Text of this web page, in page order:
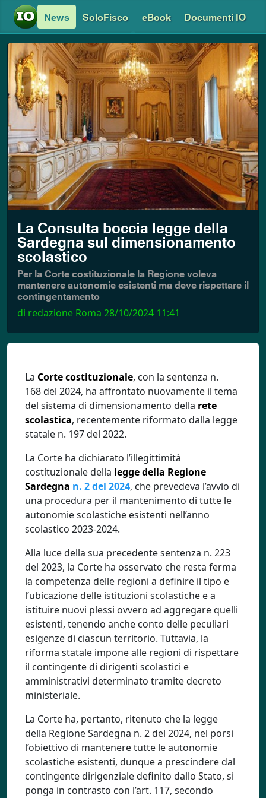
News SoloFisco eBook Documenti IO
La Consulta boccia legge della
Sardegna sul dimensionamento
scolastico
Per la Corte costituzionale la Regione voleva
mantenere autonomie esistenti ma deve rispettare il
contingentamento
di redazione Roma 28/10/2024 11:41
La Corte costituzionale, con la sentenza n.
168 del 2024, ha affrontato nuovamente il tema
del sistema di dimensionamento della rete
scolastica, recentemente riformato dalla legge
statale n. 197 del 2022.
La Corte ha dichiarato l’illegittimità
costituzionale della legge della Regione
Sardegna n. 2 del 2024, che prevedeva l’avvio di
una procedura per il mantenimento di tutte le
autonomie scolastiche esistenti nell’anno
scolastico 2023-2024.
Alla luce della sua precedente sentenza n. 223
del 2023, la Corte ha osservato che resta ferma
la competenza delle regioni a definire il tipo e
l’ubicazione delle istituzioni scolastiche e a
istituire nuovi plessi ovvero ad aggregare quelli
esistenti, tenendo anche conto delle peculiari
esigenze di ciascun territorio. Tuttavia, la
riforma statale impone alle regioni di rispettare
il contingente di dirigenti scolastici e
amministrativi determinato tramite decreto
ministeriale.
La Corte ha, pertanto, ritenuto che la legge
della Regione Sardegna n. 2 del 2024, nel porsi
l’obiettivo di mantenere tutte le autonomie
scolastiche esistenti, dunque a prescindere dal
contingente dirigenziale definito dallo Stato, si
ponga in contrasto con l’art. 117, secondo